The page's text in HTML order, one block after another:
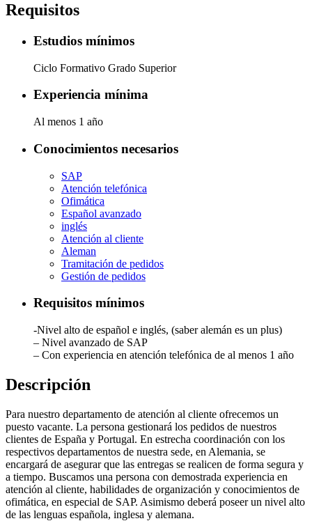
Requisitos
Estudios mínimos
Ciclo Formativo Grado Superior
Experiencia mínima
Al menos 1 año
Conocimientos necesarios
SAP
Atención telefónica
Ofimática
Español avanzado
inglés
Atención al cliente
Aleman
Tramitación de pedidos
Gestión de pedidos
Requisitos mínimos
-Nivel alto de español e inglés, (saber alemán es un plus)
– Nivel avanzado de SAP
– Con experiencia en atención telefónica de al menos 1 año
Descripción
Para nuestro departamento de atención al cliente ofrecemos un
puesto vacante. La persona gestionará los pedidos de nuestros
clientes de España y Portugal. En estrecha coordinación con los
respectivos departamentos de nuestra sede, en Alemania, se
encargará de asegurar que las entregas se realicen de forma segura y
a tiempo. Buscamos una persona con demostrada experiencia en
atención al cliente, habilidades de organización y conocimientos de
ofimática, en especial de SAP. Asimismo deberá poseer un nivel alto
de las lenguas española, inglesa y alemana.